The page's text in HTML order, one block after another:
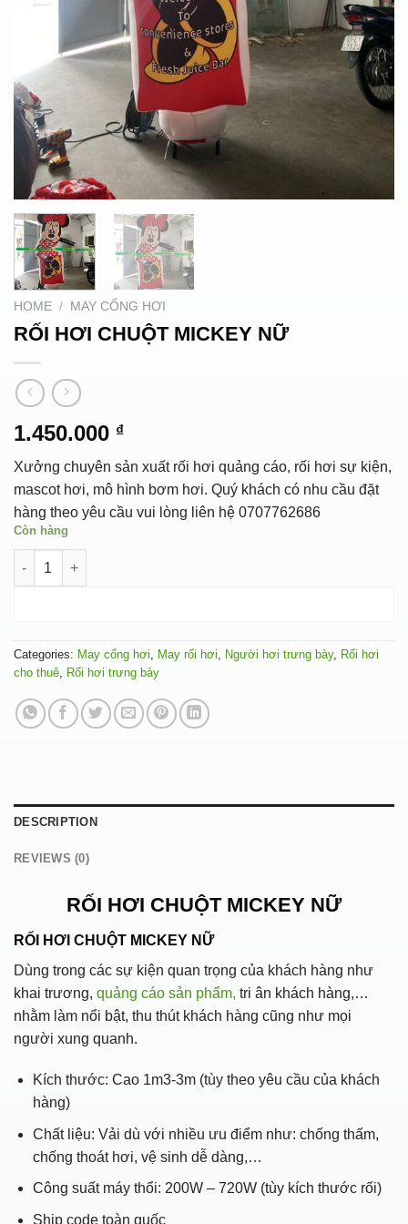
HOME / MAY CỔNG HƠI
RỐI HƠI CHUỘT MICKEY NỮ
1.450.000 ₫
Xưởng chuyên sản xuất rối hơi quảng cáo, rối hơi sự kiện,
mascot hơi, mô hình bơm hơi. Quý khách có nhu cầu đặt
hàng theo yêu cầu vui lòng liên hệ 0707762686
Còn hàng
RỐI HƠI CHUỘT MICKEY NỮ quantity
Categories: May cổng hơi, May rối hơi, Người hơi trưng bày, Rối hơi
cho thuê, Rối hơi trưng bày
DESCRIPTION
REVIEWS (0)
RỐI HƠI CHUỘT MICKEY NỮ
RỐI HƠI CHUỘT MICKEY NỮ
Dùng trong các sự kiện quan trọng của khách hàng như
khai trương, quảng cáo sản phẩm, tri ân khách hàng,…
nhằm làm nổi bật, thu thút khách hàng cũng như mọi
người xung quanh.
Kích thước: Cao 1m3-3m (tùy theo yêu cầu của khách
hàng)
Chất liệu: Vải dù với nhiều ưu điểm như: chống thấm,
chống thoát hơi, vệ sinh dễ dàng,…
Công suất máy thổi: 200W – 720W (tùy kích thước rối)
Ship code toàn quốc